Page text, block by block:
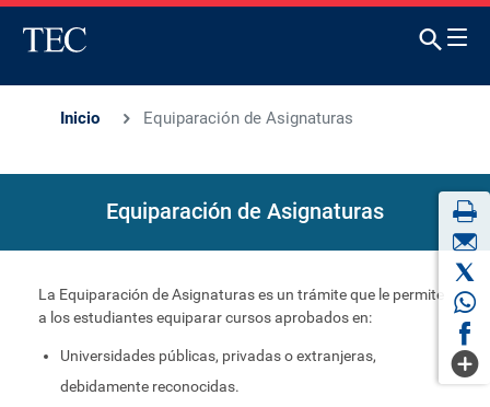
Inicio Equiparación de Asignaturas
Equiparación de Asignaturas
La Equiparación de Asignaturas es un trámite que le permite
a los estudiantes equiparar cursos aprobados en:
Universidades públicas, privadas o extranjeras,
debidamente reconocidas.